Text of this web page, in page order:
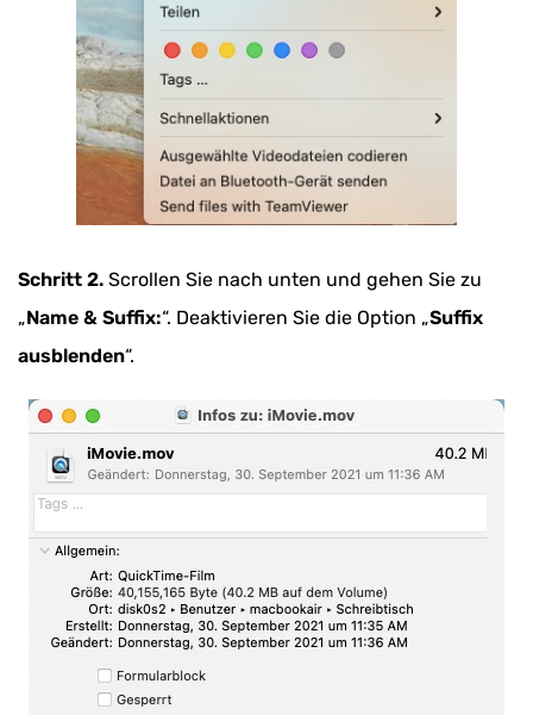
Schritt 2. Scrollen Sie nach unten und gehen Sie zu
„Name & Suffix:“. Deaktivieren Sie die Option „Suffix
ausblenden“.